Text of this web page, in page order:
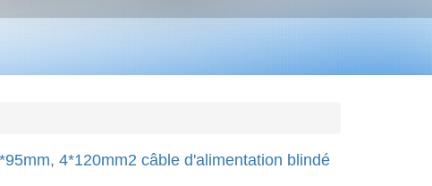
4*120mm2 câble d'alimentation blindé